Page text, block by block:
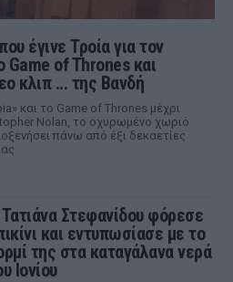
έγινε Τροία για τον
Game of Thrones και
κλιπ ... της Βανδή
και το Game of Thrones μέχρι
Nolan, το οχυρωμένο χωριό
πάνω από έξι δεκαετίες
Στεφανίδου φόρεσε
και εντυπωσίασε με το
της στα καταγάλανα νερά
Ιονίου